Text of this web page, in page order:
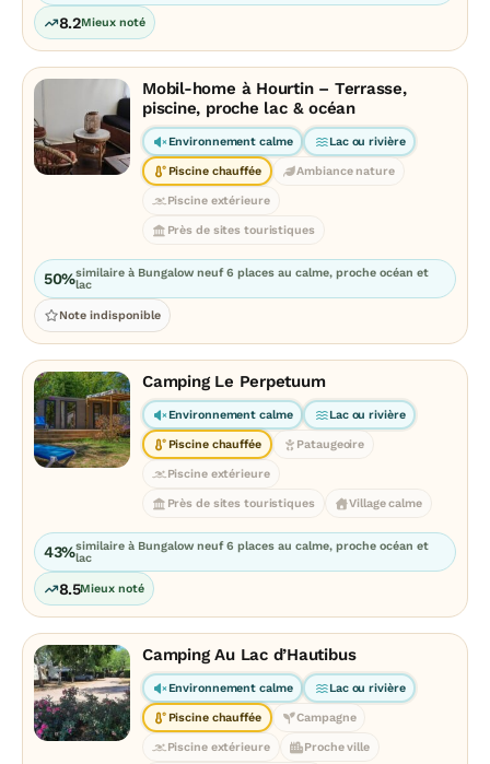
8.2Mieux noté
Mobil-home à Hourtin – Terrasse,
piscine, proche lac & océan
Environnement calme Lac ou rivière
Piscine chauffée Ambiance nature
Piscine extérieure
Près de sites touristiques
50%similaire à Bungalow neuf 6 places au calme, proche océan et
lac
Note indisponible
Camping Le Perpetuum
Environnement calme Lac ou rivière
Piscine chauffée Pataugeoire
Piscine extérieure
Près de sites touristiques Village calme
43%similaire à Bungalow neuf 6 places au calme, proche océan et
lac
8.5Mieux noté
Camping Au Lac d’Hautibus
Environnement calme Lac ou rivière
Piscine chauffée Campagne
Piscine extérieure Proche ville